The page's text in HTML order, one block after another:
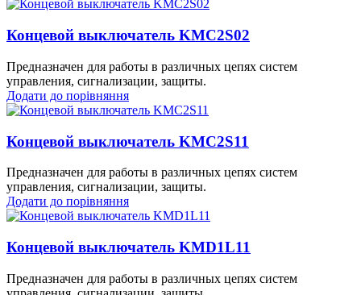
Концевой выключатель KMC2S02
Предназначен для работы в различных цепях систем
управления, сигнализации, защиты.
Додати до порівняння
Концевой выключатель KMC2S11
Предназначен для работы в различных цепях систем
управления, сигнализации, защиты.
Додати до порівняння
Концевой выключатель KMD1L11
Предназначен для работы в различных цепях систем